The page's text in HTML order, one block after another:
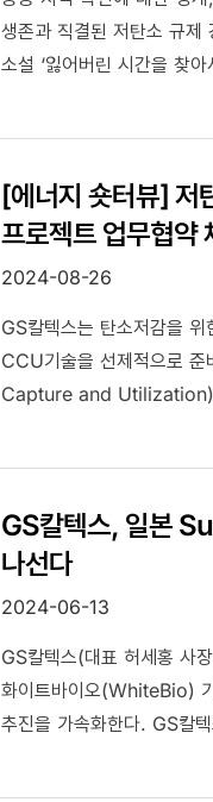
생존과 직결된 저탄소 규제
소설 ‘잃어버린 시간을 찾
Transformation Journey
최신 동향을 담은 보고서부
깊이 있고 다양하게 조명해
[에너지 숏터뷰] 저
프로젝트 업무협약
2024-08-26
GS칼텍스는 탄소저감을
CCU기술을 선제적으로
Capture and Utilization)
GS칼텍스, 일본
나선다
2024-06-13
GS칼텍스(대표 허세홍 사
화이트바이오(WhiteBio)
추진을 가속화한다. GS칼